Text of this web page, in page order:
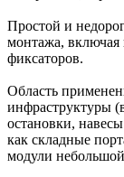
Простой и
монтажа, включая
фиксаторов.
Область
инфраструктуры
остановки,
как складные
модули